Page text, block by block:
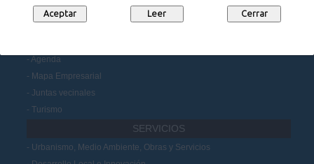
Participación Ciudadana
MUNICIPIO
Agenda
Mapa Empresarial
Juntas vecinales
Turismo
SERVICIOS
Urbanismo, Medio Ambiente, Obras y Servicios